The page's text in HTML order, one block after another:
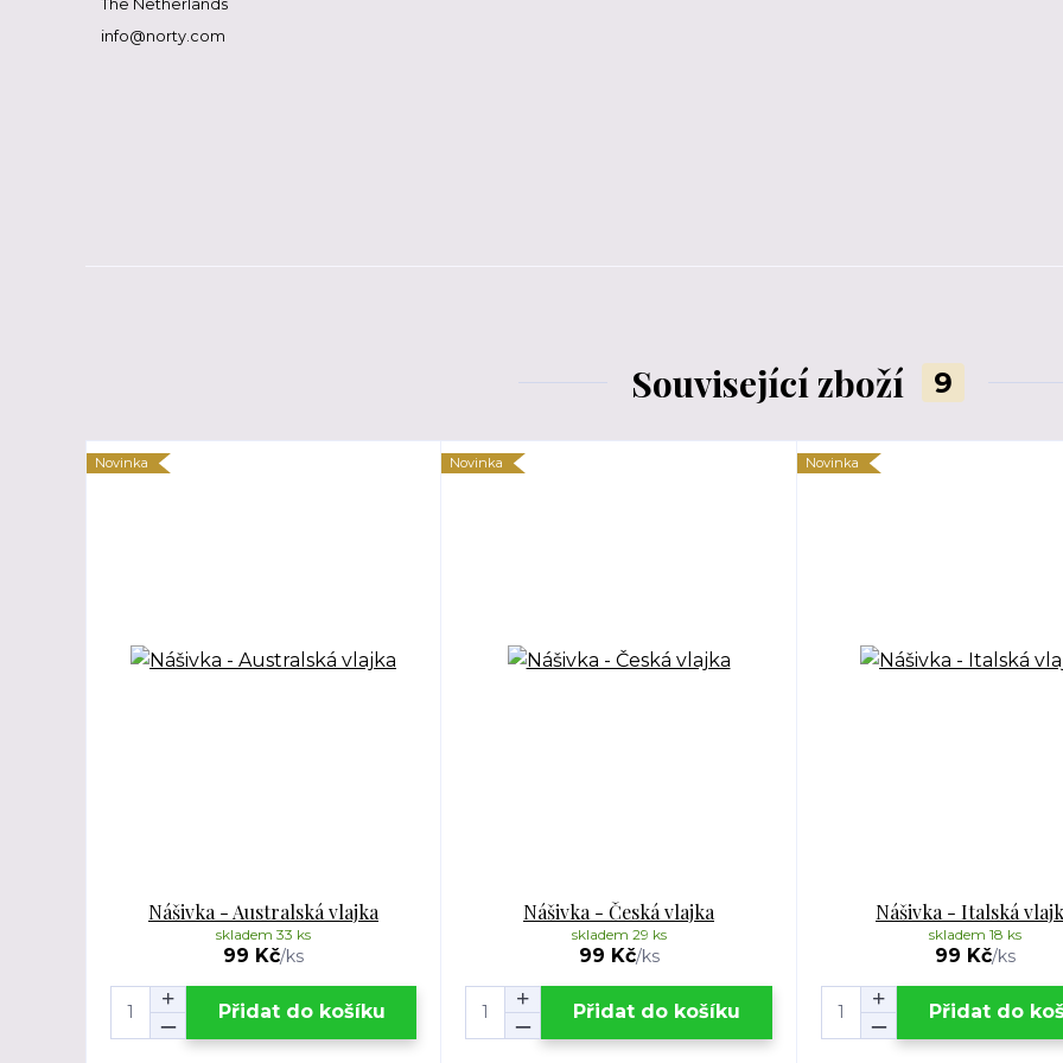
The Netherlands
info@norty.com
Související zboží 9
Novinka
Nášivka - Australská vlajka
99 Kč/ks
skladem 33 ks
Přidat do košíku
Novinka
Nášivka - Česká vlajka
99 Kč/ks
skladem 29 ks
Přidat do košíku
Novinka
Nášivka - Italská
99 Kč/ks
skladem 18 ks
Přidat do